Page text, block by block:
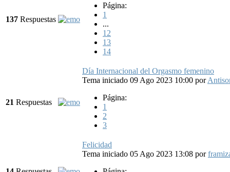
137 Respuestas
Página:
1
...
12
13
14
21 Respuestas
Día Internacional del Orgasmo femenino
Tema iniciado 09 Ago 2023 10:00 por
Página:
1
2
3
Felicidad
Tema iniciado 05 Ago 2023 13:08 por